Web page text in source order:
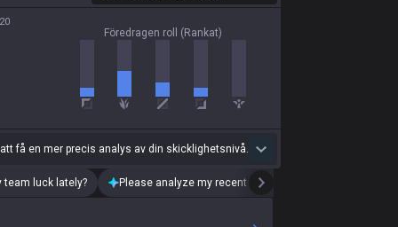
Föredragen roll (Rankat)
få en mer precis analys av din skicklighetsnivå.
team luck lately? Please analyze my recent playstyle.